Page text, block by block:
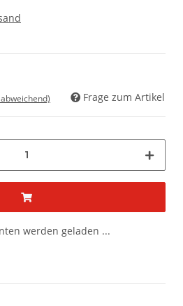
Frage zum Artikel
werden geladen ...